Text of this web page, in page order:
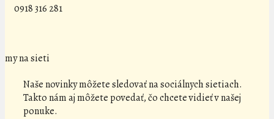
0918 316 281
my na sieti
Naše novinky môžete sledovať na sociálnych sietiach.
Takto nám aj môžete povedať, čo chcete vidieť v našej
ponuke.